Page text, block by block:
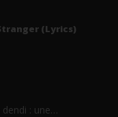
(Lyrics)
dendi : une…